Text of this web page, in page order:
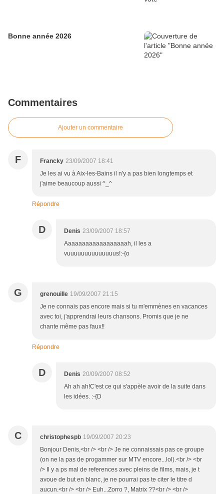
Bonne année 2026
Commentaires
Ajouter un commentaire
F Francky 23/09/2007 18:41
Je les ai vu à Aix-les-Bains il n'y a pas bien longtemps et
j'aime beaucoup aussi ^_^
Répondre
D Denis 23/09/2007 18:57
Aaaaaaaaaaaaaaaaaah, il les a
vuuuuuuuuuuuuuus!:-{o
G grenouille 19/09/2007 21:15
Je ne connais pas encore mais si tu m'emmènes en vacances
avec toi, j'apprendrai leurs chansons. Promis que je ne
chante même pas faux!!
Répondre
D Denis 20/09/2007 08:52
Ah ah ah!C'est ce qui s'appèle avoir de la suite dans
les idées. :-{D
C christophespb 19/09/2007 20:23
Bonjour Denis,<br /> <br /> Je ne connaissais pas ce groupe
(on ne la pas de progammer sur MTV encore...lol).<br /> <br
/> Il y a ps mal de references avec pleins de films, mais, je t
avoue de but en blanc, je ne pourrai pas te citer le titre d
aucun.<br /> <br /> Euh...Zorro ?, Matrix ??<br /> <br />